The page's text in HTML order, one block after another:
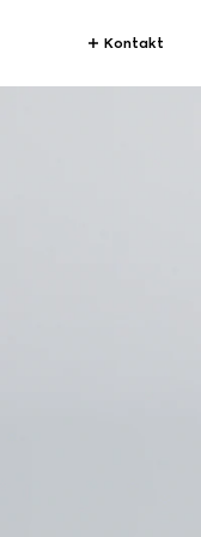
Kontakt